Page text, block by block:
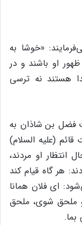
«خوشا به
او باشند و در
هستند نه ترسی
فضل بن شاذان به
(علیه السلام)
انتظار او مردند،
هر گاه قیام کند
ای فلان همانا
ملحق شوی، ملحق